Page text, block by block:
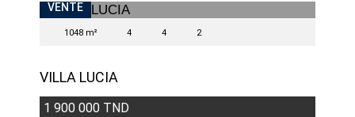
VENTE
1048 m² 4 4 2
VILLA LUCIA
1 900 000 TND